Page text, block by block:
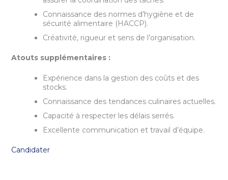
Connaissance des normes d’hygiène et de
sécurité alimentaire (HACCP).
Créativité, rigueur et sens de l’organisation.
Atouts supplémentaires :
Expérience dans la gestion des coûts et des
stocks.
Connaissance des tendances culinaires actuelles.
Capacité à respecter les délais serrés.
Excellente communication et travail d’équipe.
Candidater